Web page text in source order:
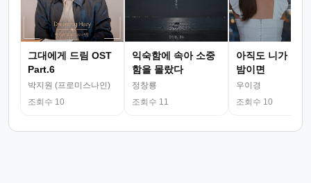
그대에게 드림 OST
Part.6
박지원 (프로미스나인)
조회수 10
익숙함에 속아 소중
함을 몰랐다
정창룡
조회수 11
아직도 니가 그
밤이면
우이경
조회수 10